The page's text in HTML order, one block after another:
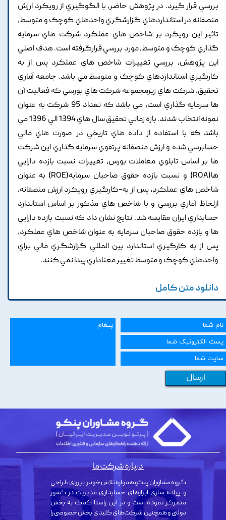
بررسي قرار گيرد. در پژوهش حاضر, با الگوگيري از رويکرد ارزش
منصفانه در استانداردهاي گزارشگري واحدهاي کوچک و متوسط,
تاثير اين رويکرد بر شاخص هاي عملکرد شرکت هاي سرمايه
گذاري کوچک و متوسط, مورد بررسي قرارگرفته است. هدف اصلي
اين پژوهش, بررسي تغييرات شاخص هاي عملکرد پس از به
کارگيري استانداردهاي کوچک و متوسط مي باشد. جامعه آماري
تحقيق, شرکت هاي زيرمجموعه شرکت هاي بورسي که فعاليت آن
ها سرمايه گذاري است, مي باشد که تعداد 95 شرکت به عنوان
نمونه انتخاب شدند. بازه زماني تحقيق سال هاي 1394 الي 1396 مي
باشد که با استفاده از داده هاي تاريخي در صورت هاي مالي
حسابرسي شده و ارزش منصفانه پرتفوي سرمايه گذاري اين شرکت
ها بر اساس تابلوي معاملات بورس, تغييرات نسبت بازده دارايي
ها(ROA) و نسبت بازده حقوق صاحبان سرمايه(ROE) به عنوان
شاخص هاي عملکرد, پس از به-کارگيري رويکرد ارزش منصفانه,
ازلحاظ آماري بررسي و با شاخص هاي مذکور بر اساس استاندارد
حسابداري ايران مقايسه شد. نتايج نشان داد که نسبت بازده دارايي
ها و بازده حقوق صاحبان سرمايه به عنوان شاخص هاي عملکرد,
پس از به کارگيري استاندارد بين المللي گزارشگري مالي براي
واحدهاي کوچک و متوسط تغيير معناداري پيدا نمي کنند.
دانلود متن کامل
ارسال
گروه مشاوران پنکو همواره تلاش خود را بر روی طراحی
و پیاده سازی ابزارهای حسابداری مدیریت در کشور
متمرکز نموده است و در این راستا کمک به بخش
دولتی و همچنین شرکت‌های کلیدی بخش خصوصی را
درباره شرکت ما